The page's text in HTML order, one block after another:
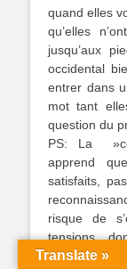
quand elles
qu’elles
jusqu’aux
occidental
entrer dans
mot tant
question du
PS: La
apprend
satisfaits,
risque de
tensions,
besoin de
Translate »